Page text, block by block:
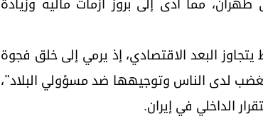
البعد الاقتصادي، إذ يرمي إلى خلق فجوة
لدى الناس وتوجيهها ضد مسؤولي البلاد"،
الداخلي في إيران.